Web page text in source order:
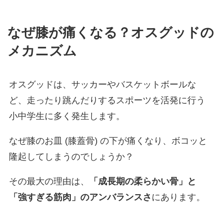
なぜ膝が痛くなる？オスグッドの
メカニズム
オスグッドは、サッカーやバスケットボールな
ど、走ったり跳んだりするスポーツを活発に行う
小中学生に多く発生します。
なぜ膝のお皿 (膝蓋骨) の下が痛くなり、ボコッと
隆起してしまうのでしょうか？
その最大の理由は、
「成長期の柔らかい骨」と
「強すぎる筋肉」のアンバランスさ にあります。